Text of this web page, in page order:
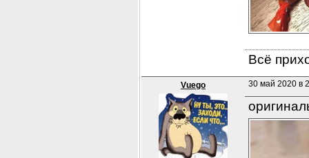
Всё
Vuego 30 май 2020 в